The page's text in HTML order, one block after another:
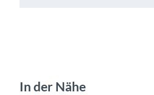
In der Nähe